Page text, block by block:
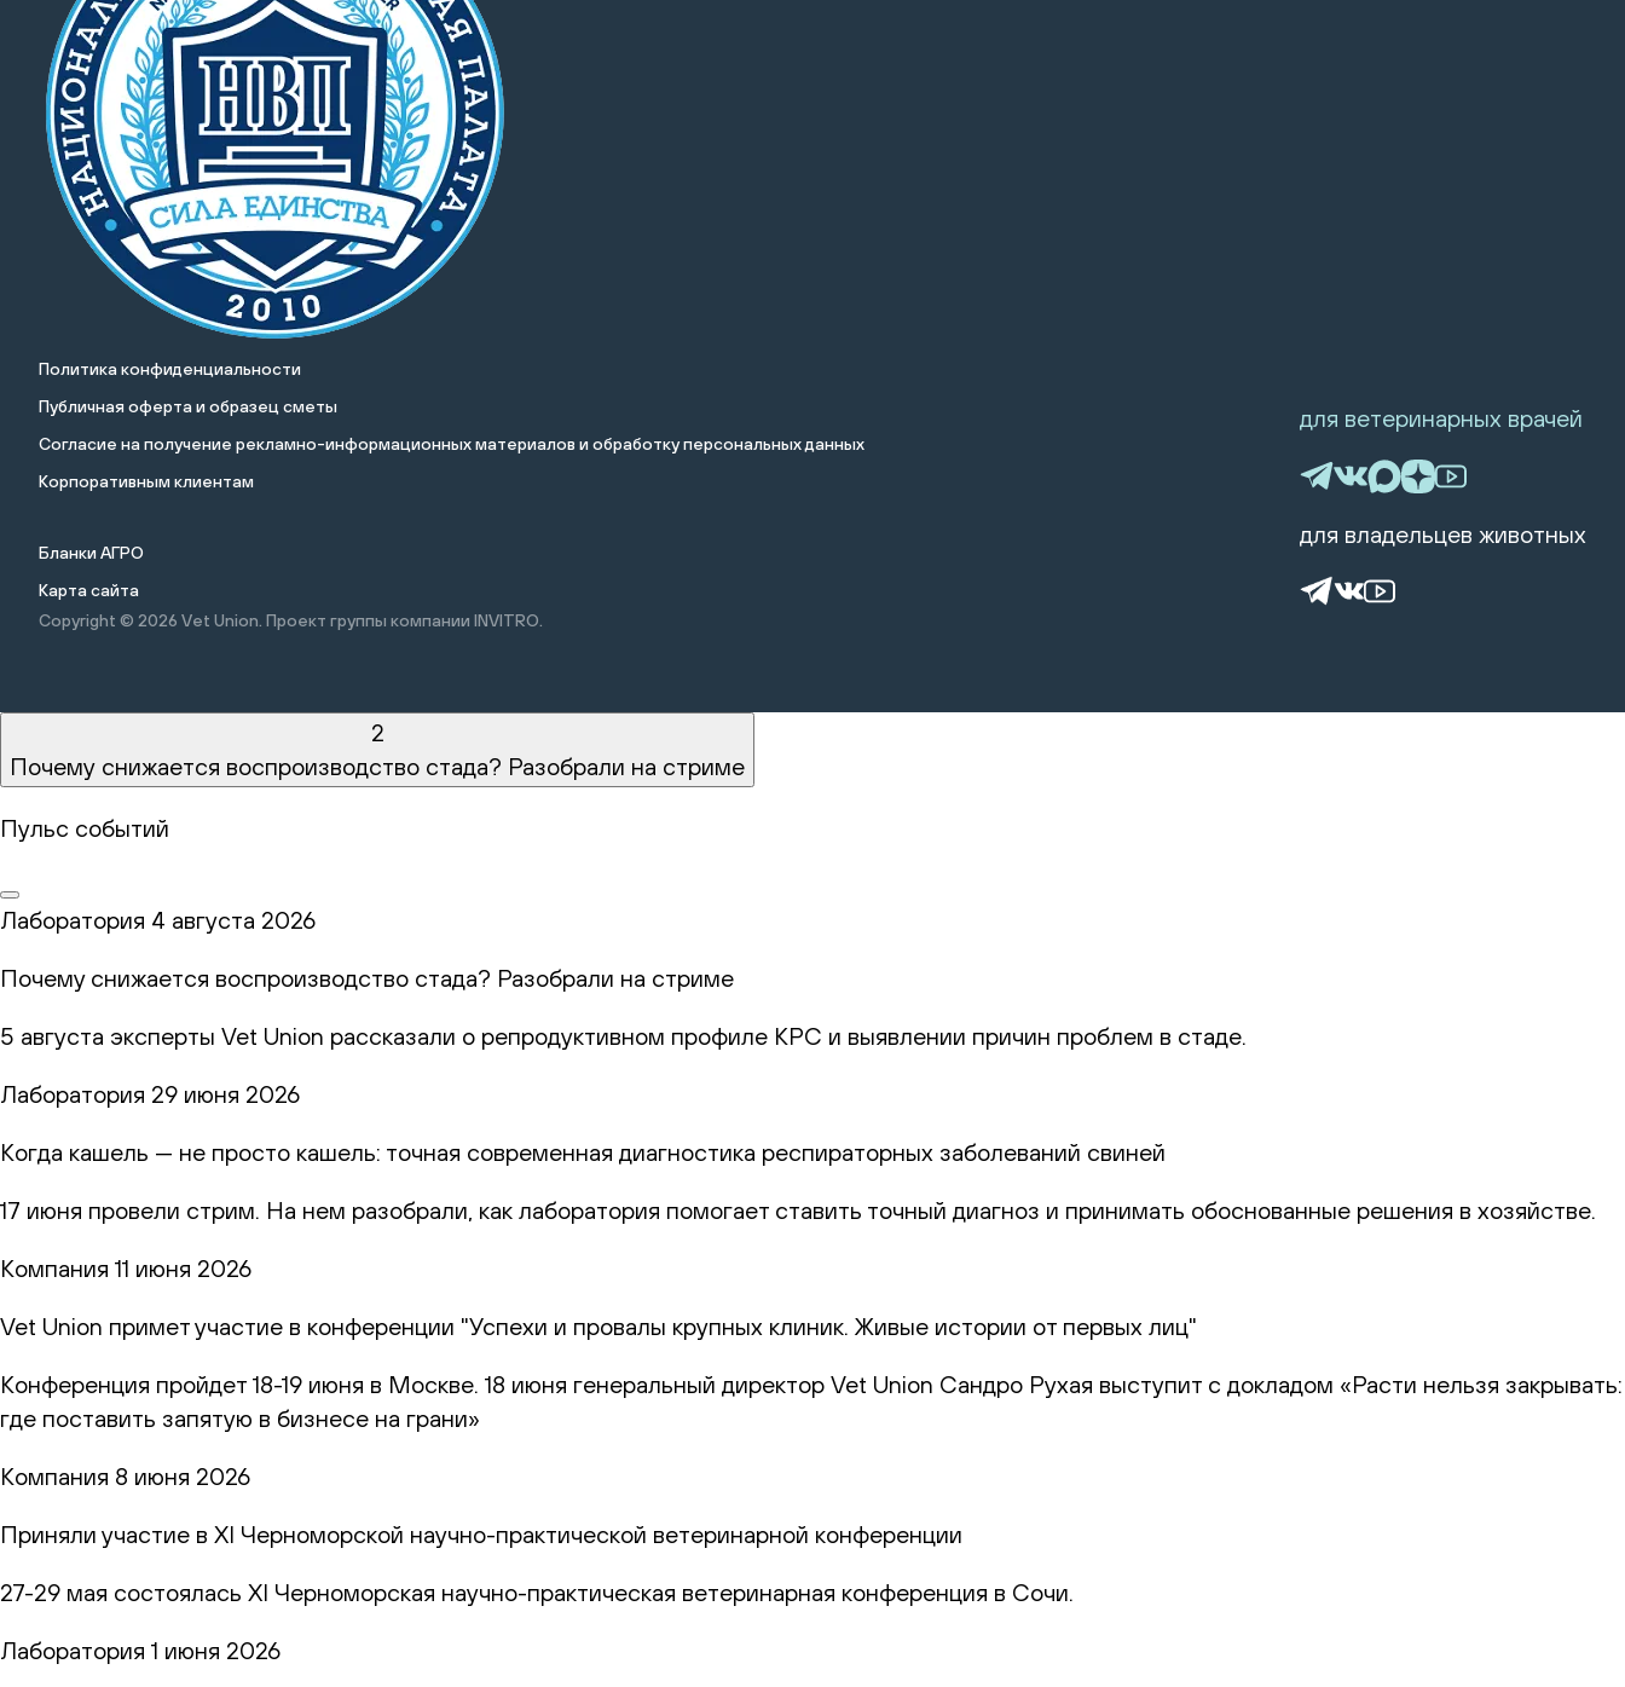
Политика конфиденциальности
Публичная оферта и образец сметы
Cогласие на получение рекламно-информационных материалов и обработку персональных данных
Корпоративным клиентам
Бланки АГРО
Карта сайта
Copyright © 2026 Vet Union. Проект группы компании INVITRO.
для ветеринарных врачей
для владельцев животных
2
Почему снижается воспроизводство стада? Разобрали на стриме
Пульс событий
Лаборатория 4 августа 2026
Почему снижается воспроизводство стада? Разобрали на стриме
5 августа эксперты Vet Union рассказали о репродуктивном профиле КРС и выявлении причин проблем в стаде.
Лаборатория 29 июня 2026
Когда кашель — не просто кашель: точная современная диагностика респираторных заболеваний свиней
17 июня провели стрим. На нем разобрали, как лаборатория помогает ставить точный диагноз и принимать обоснованные решения в хозяйстве.
Компания 11 июня 2026
Vet Union примет участие в конференции "Успехи и провалы крупных клиник. Живые истории от первых лиц"
Конференция пройдет 18-19 июня в Москве. 18 июня генеральный директор Vet Union Сандро Рухая выступит с докладом «Расти нельзя закрывать:
где поставить запятую в бизнесе на грани»
Компания 8 июня 2026
Приняли участие в XI Черноморской научно-практической ветеринарной конференции
27-29 мая состоялась XI Черноморская научно-практическая ветеринарная конференция в Сочи.
Лаборатория 1 июня 2026